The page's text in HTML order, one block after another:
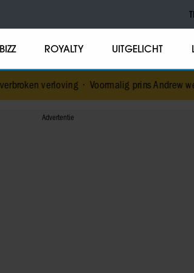
ROYALTY UITGELICHT
•Voormalig prins Andrew werd